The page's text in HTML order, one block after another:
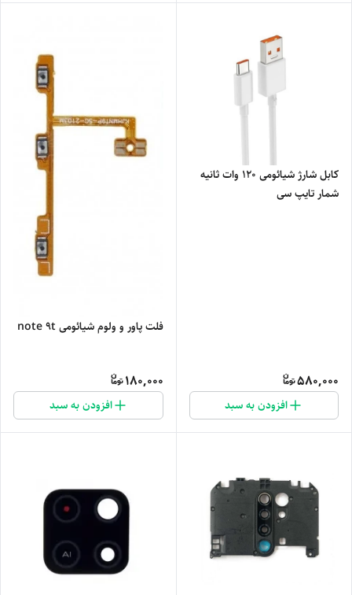
کابل شارژ شیائومی 120 وات ثانیه
شمار تایپ سی
580,000
افزودن به سبد
فلت پاور و ولوم شیائومی note 9t
180,000
افزودن به سبد